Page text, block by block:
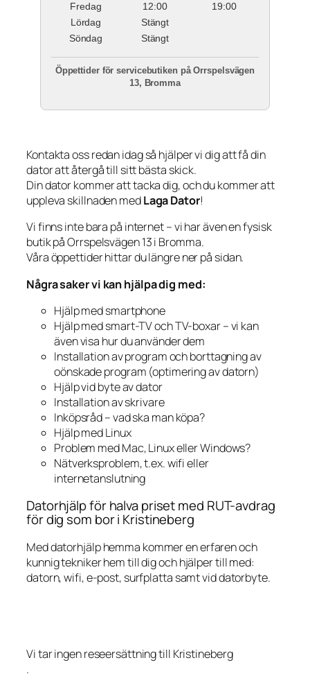
Fredag
12:00
19:00
Lördag
Stängt
Söndag
Stängt
Öppettider för servicebutiken på Orrspelsvägen
13, Bromma
Kontakta oss redan idag så hjälper vi dig att få din
dator att återgå till sitt bästa skick.
Din dator kommer att tacka dig, och du kommer att
uppleva skillnaden medLaga Dator!
Vi finns inte bara på internet – vi har även en fysisk
butik på Orrspelsvägen 13 i Bromma.
Våra öppettider hittar du längre ner på sidan.
Några saker vi kan hjälpa dig med:
Hjälp med smartphone
Hjälp med smart-TV och TV-boxar – vi kan
även visa hur du använder dem
Installation av program och borttagning av
oönskade program (optimering av datorn)
Hjälp vid byte av dator
Installation av skrivare
Inköpsråd – vad ska man köpa?
Hjälp med Linux
Problem med Mac, Linux eller Windows?
Nätverksproblem, t.ex. wifi eller
internetanslutning
Datorhjälp för halva priset med RUT-avdrag
för dig som bor i Kristineberg
Med datorhjälp hemma kommer en erfaren och
kunnig tekniker hem till dig och hjälper till med:
datorn, wifi, e-post, surfplatta samt vid datorbyte.
Vi tar ingen reseersättning till Kristineberg
.